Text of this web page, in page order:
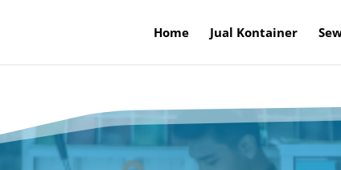
Home Jual Kontainer